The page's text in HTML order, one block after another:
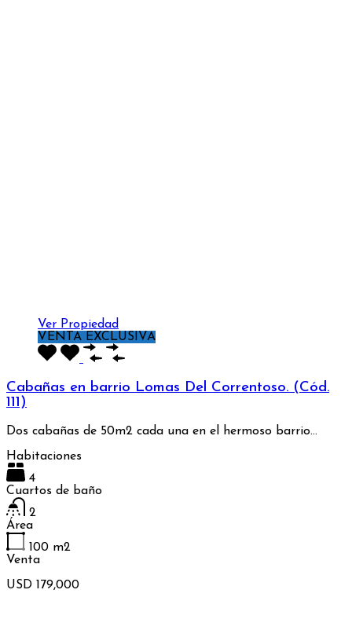
Ver Propiedad
VENTA EXCLUSIVA
Cabañas en barrio Lomas Del Correntoso. (Cód.
111)
Dos cabañas de 50m2 cada una en el hermoso barrio…
Habitaciones
4
Cuartos de baño
2
Área
100 m2
Venta
USD 179,000